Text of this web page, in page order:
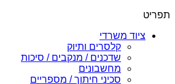
תפריט
ציוד משרדי
קלסרים ותיוק
שדכנים / מנקבים / סיכות
מחשבונים
סכיני חיתוך / מספריים